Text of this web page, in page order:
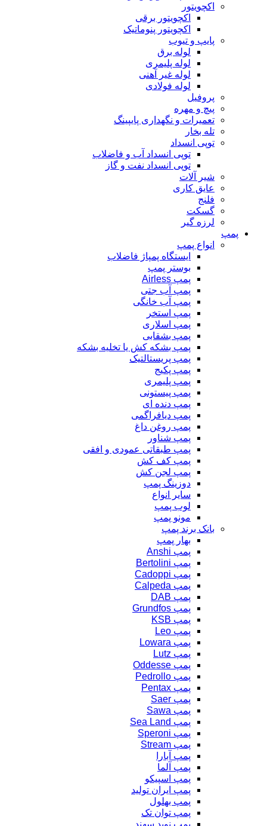
اکچویتور
اکچویتور برقی
اکچویتور پنوماتیک
پایپ و تیوب
لوله برق
لوله پلیمری
لوله غیر آهنی
لوله فولادی
پروفیل
پیچ و مهره
تعمیرات و نگهداری پایپینگ
تله بخار
توپی انسداد
توپی انسداد آب و فاضلاب
توپی انسداد نفت و گاز
شیر آلات
عایق کاری
فلنج
گسکت
لرزه گیر
پمپ
انواع پمپ
ایستگاه پمپاژ فاضلاب
بوستر پمپ
پمپ Airless
پمپ آب جتی
پمپ آب خانگی
پمپ استخر
پمپ اسلاری
پمپ بشقابی
پمپ بشکه کش یا تخلیه بشکه
پمپ پریستالتیک
پمپ پکیج
پمپ پلیمری
پمپ پیستونی
پمپ دنده ای
پمپ دیافراگمی
پمپ روغن داغ
پمپ شناور
پمپ طبقاتی عمودی و افقی
پمپ کف کش
پمپ لجن کش
دوزینگ پمپ
سایر انواع
لوب پمپ
مونو پمپ
بانک برند پمپ
بهار پمپ
پمپ Anshi
پمپ Bertolini
پمپ Cadoppi
پمپ Calpeda
پمپ DAB
پمپ Grundfos
پمپ KSB
پمپ Leo
پمپ Lowara
پمپ Lutz
پمپ Oddesse
پمپ Pedrollo
پمپ Pentax
پمپ Saer
پمپ Sawa
پمپ Sea Land
پمپ Speroni
پمپ Stream
پمپ آبارا
پمپ آلما
پمپ اسپیکو
پمپ ایران تولید
پمپ بهلول
پمپ توان تک